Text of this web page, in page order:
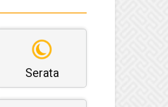
Serata